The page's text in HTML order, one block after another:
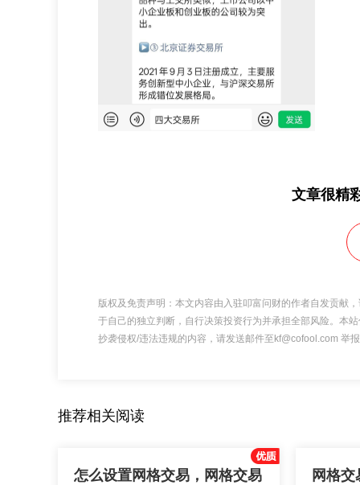
文章很精
版权及免责声明：本文内容由入驻叩富问财的作者自发贡献
于自己的独立判断，自行决策投资行为并承担全部风险。本
抄袭侵权/违法违规的内容，请发送邮件至kf@cofool.com 举
推荐相关阅读
怎么设置网格交易，网格交易
网格